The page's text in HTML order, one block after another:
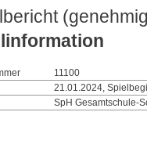
11100
21.01.2024,
SpH Gesamtschule-